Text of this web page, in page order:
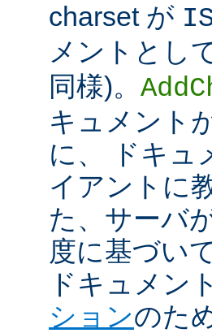
charset が
メントとし
同様)。
キュメント
に、 ドキュ
イアントに
た、サーバ
度に基づい
ドキュメン
ションのた